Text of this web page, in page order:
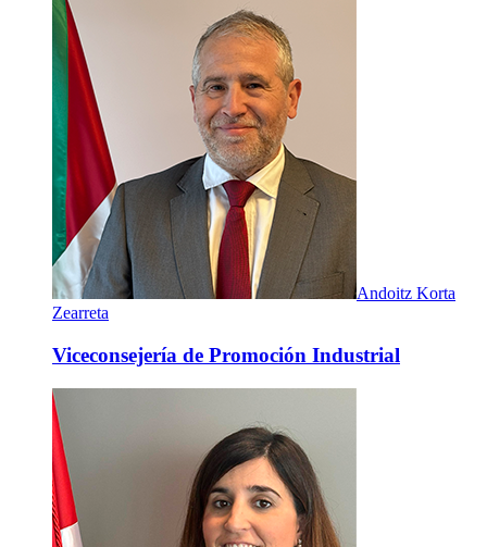
Andoitz Korta
Zearreta
Viceconsejería de Promoción Industrial